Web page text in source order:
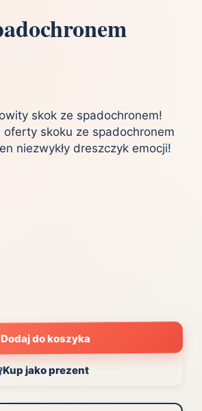
skok ze spadochronem!
oferty skoku ze spadochronem
niezwykły dreszczyk emocji!
Dodaj do koszyka
Kup jako prezent